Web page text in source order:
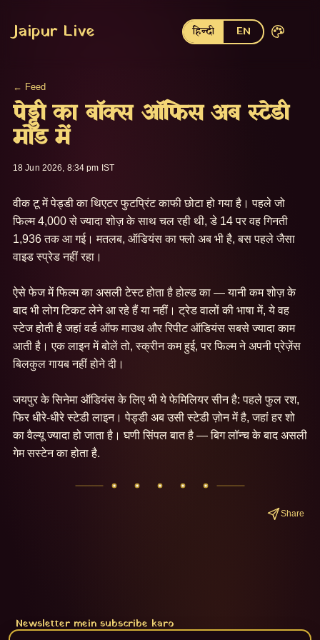
Jaipur Live हिन्दी EN
← Feed
पेड्डी का बॉक्स ऑफिस अब स्टेडी
मोड में
18 Jun 2026, 8:34 pm IST
वीक टू में पेड्डी का थिएटर फुटप्रिंट काफी छोटा हो गया है। पहले जो
फिल्म 4,000 से ज्यादा शोज़ के साथ चल रही थी, डे 14 पर वह गिनती
1,936 तक आ गई। मतलब, ऑडियंस का फ्लो अब भी है, बस पहले जैसा
वाइड स्प्रेड नहीं रहा।
ऐसे फेज में फिल्म का असली टेस्ट होता है होल्ड का — यानी कम शोज़ के
बाद भी लोग टिकट लेने आ रहे हैं या नहीं। ट्रेड वालों की भाषा में, ये वह
स्टेज होती है जहां वर्ड ऑफ माउथ और रिपीट ऑडियंस सबसे ज्यादा काम
आती है। एक लाइन में बोलें तो, स्क्रीन कम हुई, पर फिल्म ने अपनी प्रेज़ेंस
बिलकुल गायब नहीं होने दी।
जयपुर के सिनेमा ऑडियंस के लिए भी ये फेमिलियर सीन है: पहले फुल रश,
फिर धीरे-धीरे स्टेडी लाइन। पेड्डी अब उसी स्टेडी ज़ोन में है, जहां हर शो
का वैल्यू ज्यादा हो जाता है। घणी सिंपल बात है — बिग लॉन्च के बाद असली
गेम सस्टेन का होता है.
Share
Newsletter mein subscribe karo